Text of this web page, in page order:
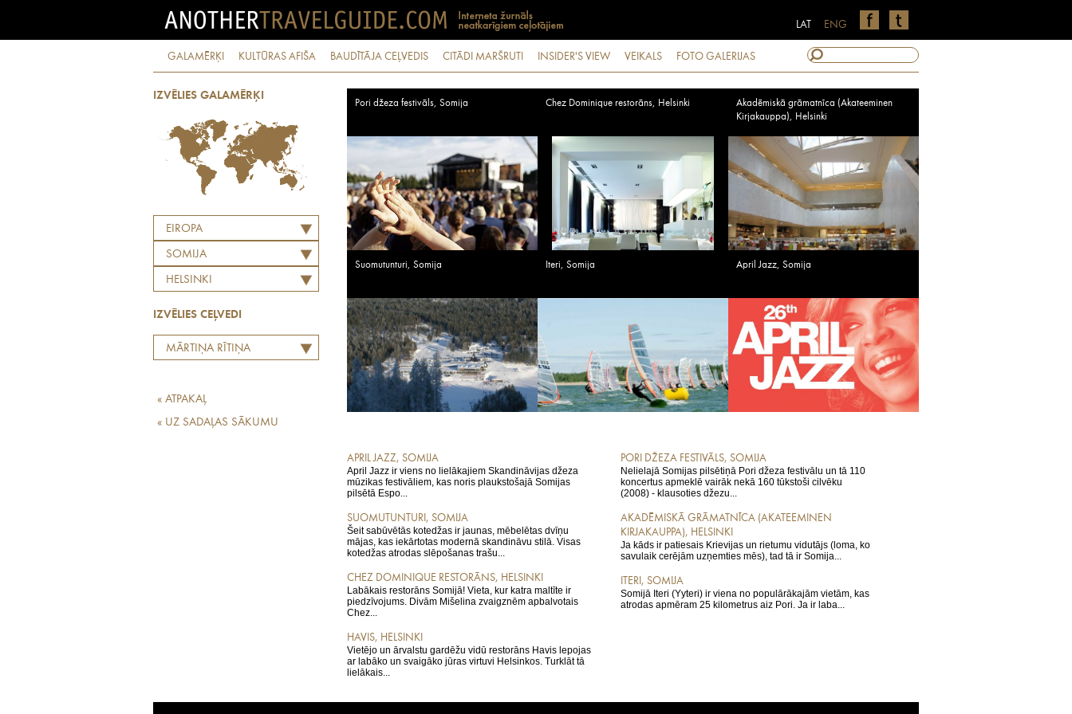
ENG
LAT
GALAMĒRĶI KULTŪRAS AFIŠA BAUDĪTĀJA CEĻVEDIS CITĀDI MARŠRUTI INSIDER'S VIEW VEIKALS FOTO GALERIJAS
IZVĒLIES GALAMĒRĶI
EIROPA
SOMIJA
HELSINKI
IZVĒLIES CEĻVEDI
MĀRTIŅA RĪTIŅA
« ATPAKAĻ
« UZ SADAĻAS SĀKUMU
Pori džeza festivāls, Somija Chez Dominique restorāns, Helsinki
Akadēmiskā grāmatnīca (Akateeminen
Kirjakauppa), Helsinki
Suomutunturi, Somija Iteri, Somija April Jazz, Somija
APRIL JAZZ, SOMIJA
April Jazz ir viens no lielākajiem Skandināvijas džeza
mūzikas festivāliem, kas noris plaukstošajā Somijas
pilsētā Espo...
SUOMUTUNTURI, SOMIJA
Šeit sabūvētās kotedžas ir jaunas, mēbelētas dvīņu
mājas, kas iekārtotas modernā skandināvu stilā. Visas
kotedžas atrodas slēpošanas trašu...
CHEZ DOMINIQUE RESTORĀNS, HELSINKI
Labākais restorāns Somijā! Vieta, kur katra maltīte ir
piedzīvojums. Divām Mišelina zvaigznēm apbalvotais
Chez...
HAVIS, HELSINKI
Vietējo un ārvalstu gardēžu vidū restorāns Havis lepojas
ar labāko un svaigāko jūras virtuvi Helsinkos. Turklāt tā
lielākais...
PORI DŽEZA FESTIVĀLS, SOMIJA
Nelielajā Somijas pilsētiņā Pori džeza festivālu un tā 110
koncertus apmeklē vairāk nekā 160 tūkstoši cilvēku
(2008) - klausoties džezu...
AKADĒMISKĀ GRĀMATNĪCA (AKATEEMINEN
KIRJAKAUPPA), HELSINKI
Ja kāds ir patiesais Krievijas un rietumu vidutājs (loma, ko
savulaik cerējām uzņemties mēs), tad tā ir Somija...
ITERI, SOMIJA
Somijā Iteri (Yyteri) ir viena no populārākajām vietām, kas
atrodas apmēram 25 kilometrus aiz Pori. Ja ir laba...